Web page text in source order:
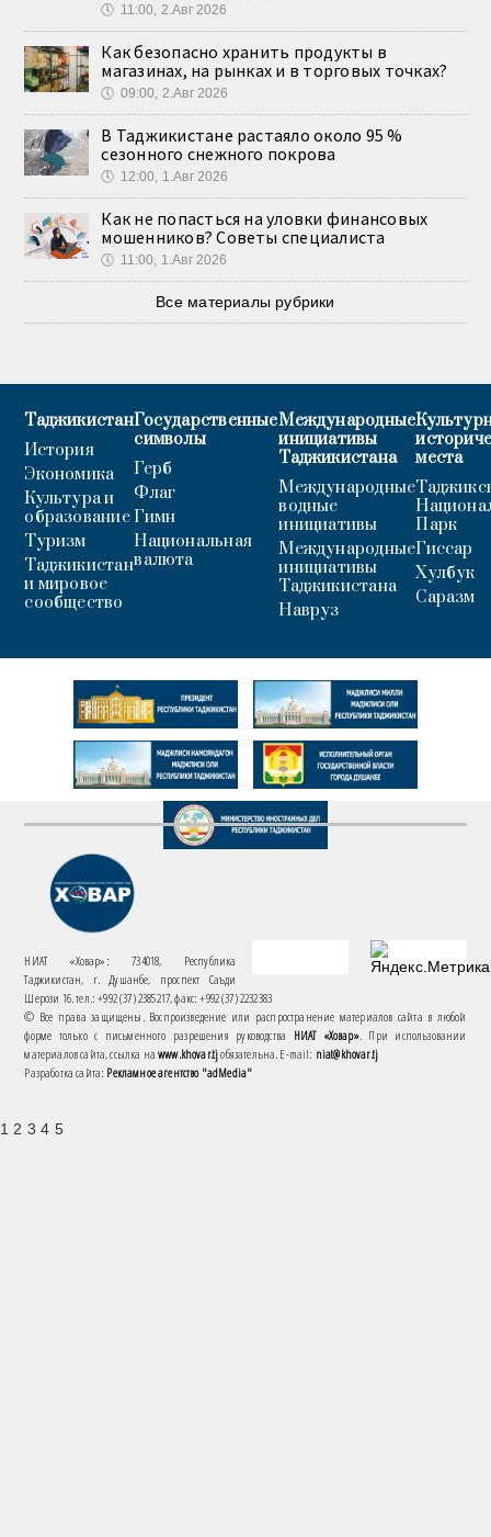
🕔 11:00, 2.Авг 2026
Как безопасно хранить продукты в
магазинах, на рынках и в торговых точках?
🕔 09:00, 2.Авг 2026
В Таджикистане растаяло около 95 %
сезонного снежного покрова
🕔 12:00, 1.Авг 2026
Как не попасться на уловки финансовых
мошенников? Советы специалиста
🕔 11:00, 1.Авг 2026
Все материалы рубрики
Таджикистан
История
Экономика
Культура и
образование
Туризм
Таджикистан
и мировое
сообщество
Государственные
символы
Герб
Флаг
Гимн
Национальная
валюта
Международные
инициативы
Таджикистана
Международные
водные
инициативы
Международные
инициативы
Таджикистана
Навруз
места
Парк
Гиссар
Хулбук
Саразм
НИАТ «Ховар»: 734018, Республика
Таджикистан, г. Душанбе, проспект Саъди
Шерози 16. тел.: +992 (37) 2385217, факс: +992 (37) 2232383
© Все права защищены. Воспроизведение или распространение материалов сайта в любой
форме только с письменного разрешения руководства НИАТ «Ховар». При использовании
материалов сайта, ссылка наwww.khovar.tjобязательна. E-mail: niat@khovar.tj
Разработка сайта: Рекламное агентство "adMedia"
1 2 3 4 5